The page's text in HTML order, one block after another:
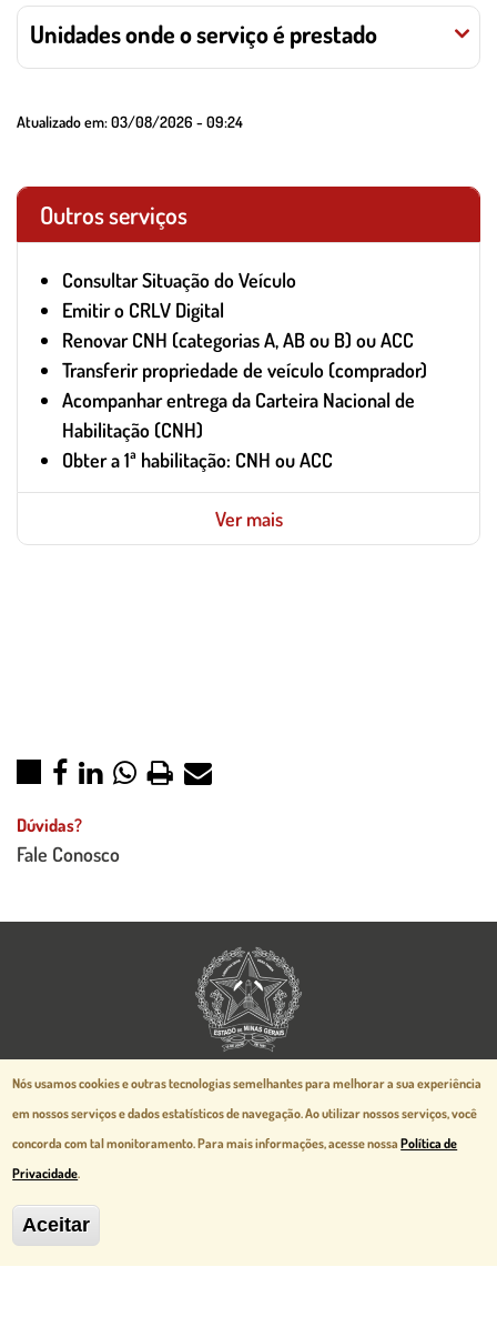
Unidades onde o serviço é prestado
Atualizado em:03/08/2026 - 09:24
Outros serviços
Consultar Situação do Veículo
Emitir o CRLV Digital
Renovar CNH (categorias A, AB ou B) ou ACC
Transferir propriedade de veículo (comprador)
Acompanhar entrega da Carteira Nacional de
Habilitação (CNH)
Obter a 1ª habilitação: CNH ou ACC
Ver mais
Dúvidas?
Fale Conosco
Aspectos legais e responsabilidades
Política de Privacidade
Mapa do Site
Nós usamos cookies e outras tecnologias semelhantes para melhorar a sua experiência
em nossos serviços e dados estatísticos de navegação.Ao utilizar nossos serviços, você
concorda com tal monitoramento. Para mais informações, acesse nossaPolítica de
Privacidade.
Aceitar